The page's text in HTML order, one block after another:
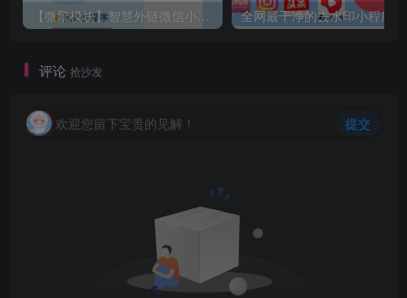
【微擎模块】智慧外链微信小程序源码1.8版本
评论 抢沙发
欢迎您留下宝贵的见解！ 提交